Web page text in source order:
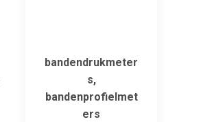
bandendrukmeter
s,
bandenprofielmet
ers